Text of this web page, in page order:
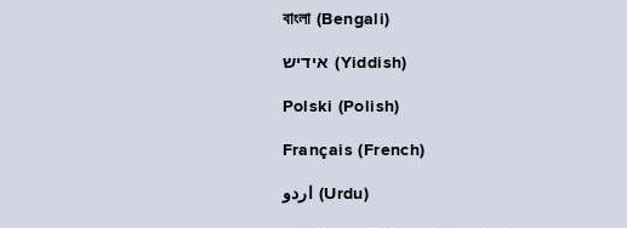
বাংলা (Bengali)
אידיש (Yiddish)
Polski (Polish)
Français (French)
اردو (Urdu)